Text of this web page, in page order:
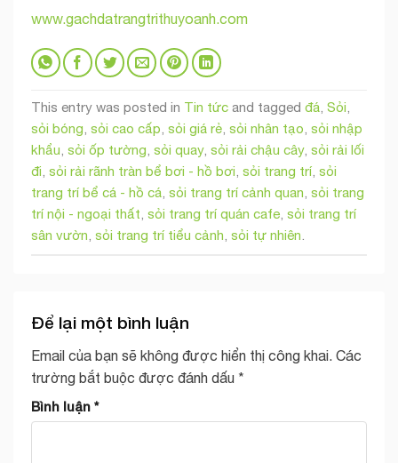
www.gachdatrangtrithuyoanh.com
This entry was posted in Tin tức and tagged đá Sỏi
sỏi bóng sỏi cao cấp sỏi giá rẻ sỏi nhân tạo sỏi nhập
khẩu sỏi ốp tường sỏi quay, sỏi rải chậu cây, sỏi rải lối
đi sỏi rải rãnh tràn bể bơi - hồ bơi sỏi trang trí sỏi
trang trí bể cá - hồ cá sỏi trang trí cảnh quan sỏi trang
trí nội - ngoại thất sỏi trang trí quán cafe sỏi trang trí
sân vườn sỏi trang trí tiểu cảnh sỏi tự nhiên
Để lại một bình luận
Email của bạn sẽ không được hiển thị công khai. Các
trường bắt buộc được đánh dấu *
Bình luận *